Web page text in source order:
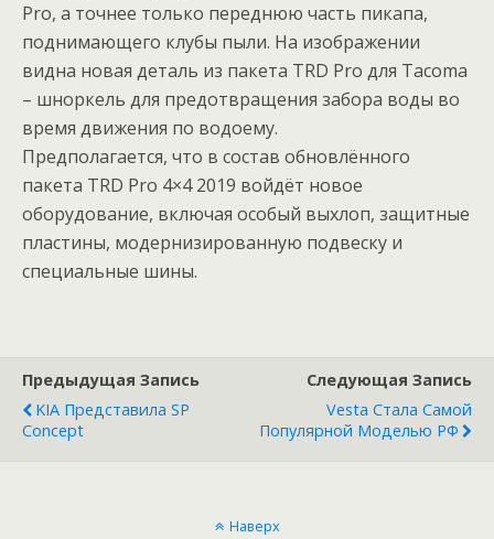
Pro, а точнее только переднюю часть пикапа,
поднимающего клубы пыли. На изображении
видна новая деталь из пакета TRD Pro для Tacoma
– шноркель для предотвращения забора воды во
время движения по водоему.
Предполагается, что в состав обновлённого
пакета TRD Pro 4×4 2019 войдёт новое
оборудование, включая особый выхлоп, защитные
пластины, модернизированную подвеску и
специальные шины.
Предыдущая Запись
KIA Представила SP
Concept
Следующая Запись
Vesta Стала Самой
Популярной Моделью РФ
Наверх